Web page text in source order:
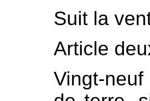
Suit la
Article
Vingt-